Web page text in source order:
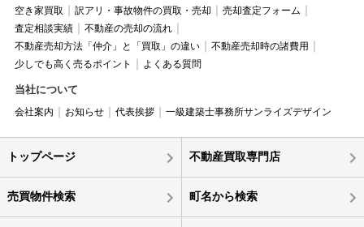
空き家買取
訳アリ・事故物件の買取・売却
売却査定フォーム
査定相談実績
不動産の売却の流れ
不動産売却方法「仲介」と「買取」の違い
不動産売却時の諸費用
少しでも高く売るポイント
よくある質問
当社について
会社案内 お知らせ 代表挨拶 一級建築士事務所サンライズデザイン
トップページ 不動産買取専門店
売買物件検索 町名から検索